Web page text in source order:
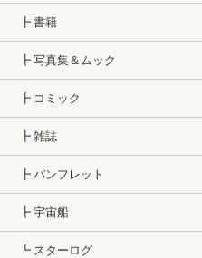
┣ 書籍
┣ 写真集＆ムック
┣ コミック
┣ 雑誌
┣ パンフレット
┣ 宇宙船
┗ スターログ